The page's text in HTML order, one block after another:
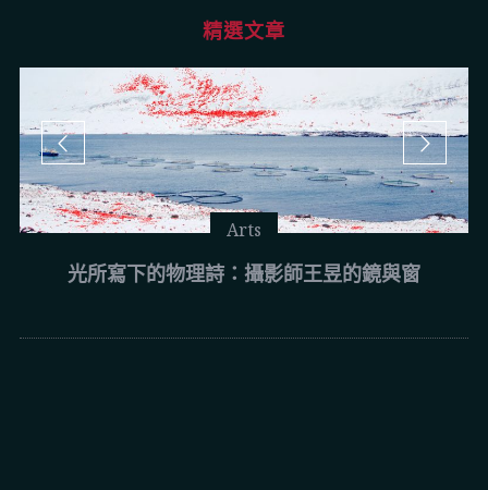
精選文章
Arts
光所寫下的物理詩：攝影師王昱的鏡與窗